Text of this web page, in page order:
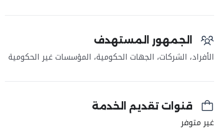
الجمهور المستهدف
الأفراد، الشركات، الجهات الحكومية، المؤسساتغير الحكومية
قنوات تقديم الخدمة
غير متوفر